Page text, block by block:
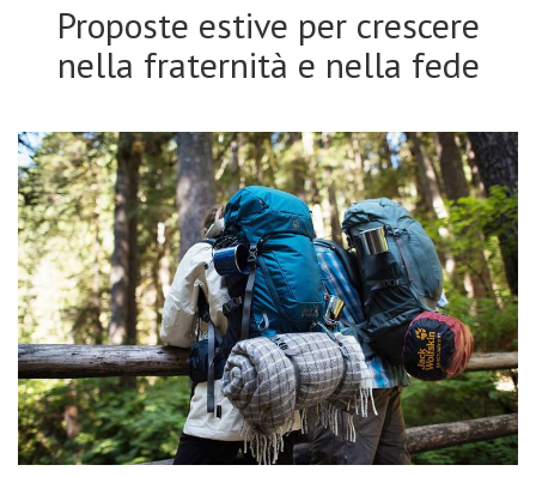
Proposte estive per crescere
nella fraternità e nella fede